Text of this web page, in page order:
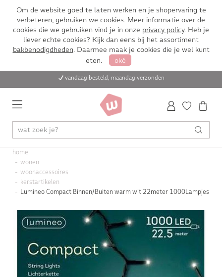
Om de website goed te laten werken en je shopervaring te
verbeteren, gebruiken we cookies. Meer informatie over de
cookies die we gebruiken vind je in onze privacy policy. Heb je
liever echte cookies? Kijk dan eens bij het assortiment
bakbenodigdheden. Daarmee maak je cookies die je wel kunt
eten.
oké
vandaag besteld, maandag verzonden
home
wonen
woonaccessoires
kerstartikelen
Lumineo Compact Binnen/Buiten warm wit 22meter 1000Lampjes